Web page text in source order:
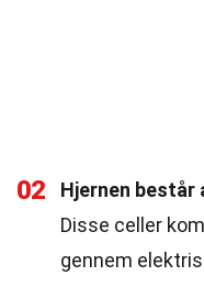
02
Hjernen består
Disse celler
gennem